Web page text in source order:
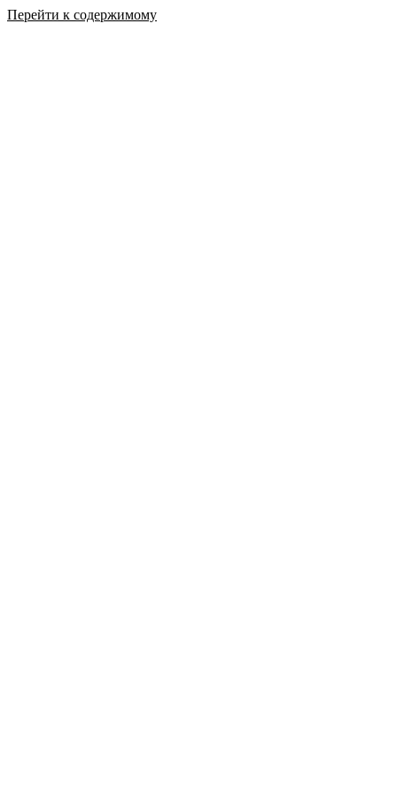
Перейти к содержимому